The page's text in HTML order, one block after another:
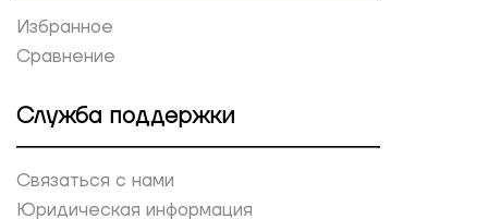
Избранное
Сравнение
Служба поддержки
Связаться с нами
Юридическая информация